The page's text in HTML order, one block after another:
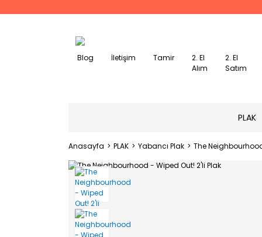
Blog İletişim Tamir
2. El
Alım
2. El
Satım
PLAK
Anasayfa PLAK Yabancı Plak The